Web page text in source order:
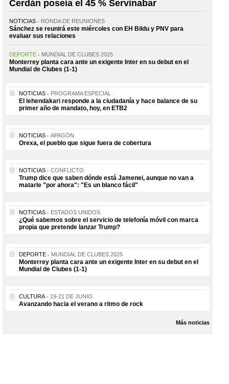
Cerdán poseía el 45 % Servinabar
NOTICIAS RONDA DE REUNIONES
Sánchez se reunirá este miércoles con EH Bildu y PNV para
evaluar sus relaciones
DEPORTE MUNDIAL DE CLUBES 2025
Monterrey planta cara ante un exigente Inter en su debut en el
Mundial de Clubes (1-1)
NOTICIAS PROGRAMA ESPECIAL
El lehendakari responde a la ciudadanía y hace balance de su
primer año de mandato, hoy, en ETB2
NOTICIAS APAGÓN
Orexa, el pueblo que sigue fuera de cobertura
NOTICIAS CONFLICTO
Trump dice que saben dónde está Jamenei, aunque no van a
matarle "por ahora": "Es un blanco fácil"
NOTICIAS ESTADOS UNIDOS
¿Qué sabemos sobre el servicio de telefonía móvil con marca
propia que pretende lanzar Trump?
DEPORTE MUNDIAL DE CLUBES 2025
Monterrey planta cara ante un exigente Inter en su debut en el
Mundial de Clubes (1-1)
CULTURA 19-21 DE JUNIO
Avanzando hacia el verano a ritmo de rock
Más noticias